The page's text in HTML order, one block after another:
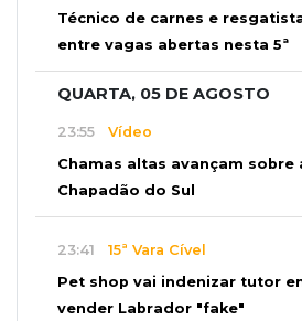
Técnico de carnes e
entre vagas abertas nesta 5ª
QUARTA, 05 DE AGOSTO
23:55 Vídeo
Chamas altas avançam sobre
Chapadão do Sul
23:41 15ª Vara Cível
Pet shop vai indenizar tutor
vender Labrador "fake"